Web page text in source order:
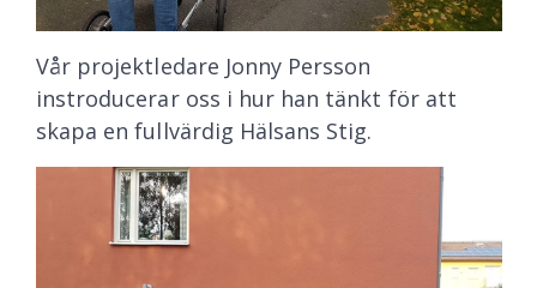
Vår projektledare Jonny Persson
instroducerar oss i hur han tänkt för att
skapa en fullvärdig Hälsans Stig.